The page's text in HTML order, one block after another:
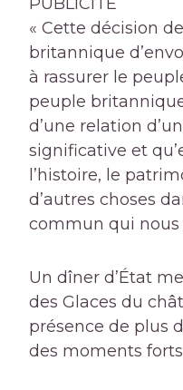
PUBLICITÉ
« Cette décision
britannique
à rassurer le
peuple
d’une relation
significative et
l’histoire, le
d’autres choses
commun qui nous
Un dîner d’État
des Glaces du
présence de plus
des moments